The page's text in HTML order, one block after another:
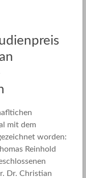
mit dem
worden:
Reinhold
Dr. Christian